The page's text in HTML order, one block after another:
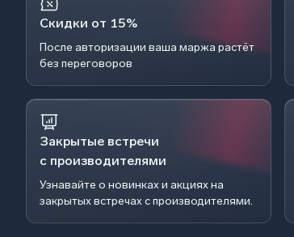
Скидки от 15%
После авторизации ваша маржа растёт
без переговоров
Закрытые встречи
с производителями
Узнавайте о новинках и акциях на
закрытых встречах с производителями.